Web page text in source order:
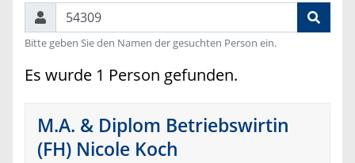
Suchen
Bitte geben Sie den Namen der gesuchten Person ein.
Es wurde 1 Person gefunden.
M.A. & Diplom Betriebswirtin
(FH) Nicole Koch